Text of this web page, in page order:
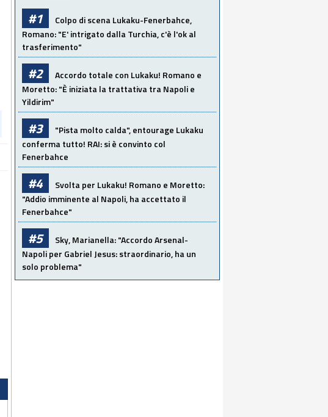
#1
Colpo di scena Lukaku-Fenerbahce,
Romano: "E' intrigato dalla Turchia, c'è l'ok al
trasferimento"
#2
Accordo totale con Lukaku! Romano e
Moretto: "È iniziata la trattativa tra Napoli e
Yildirim"
#3
"Pista molto calda", entourage Lukaku
conferma tutto! RAI: si è convinto col
Fenerbahce
#4
Svolta per Lukaku! Romano e Moretto:
"Addio imminente al Napoli, ha accettato il
Fenerbahce"
#5
Sky, Marianella: "Accordo Arsenal-
Napoli per Gabriel Jesus: straordinario, ha un
solo problema"